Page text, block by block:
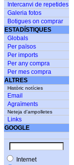
Intercanvi de repetides
Galeria fotos
Botigues on comprar
ESTADÍSTIQUES
Globals
Per països
Per imports
Per any compra
Per mes compra
ALTRES
Històric notícies
Email
Agraïments
Neteja d'ampolletes
Links
GOOGLE
Internet